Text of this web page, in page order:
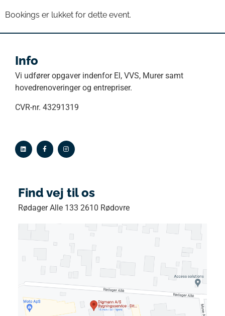
Bookings er lukket for dette event.
Info
Vi udfører opgaver indenfor El, VVS, Murer samt
hovedrenoveringer og entrepriser.
CVR-nr. 43291319
Find vej til os
Rødager Alle 133 2610 Rødovre